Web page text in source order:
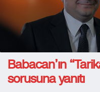
Babacan’ın
sorusuna yanıtı